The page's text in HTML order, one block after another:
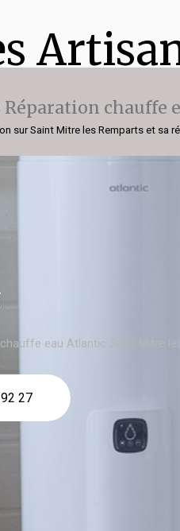
Réparation chauffe
sur Saint Mitre les Remparts et sa
eau Atlantic Saint Mitre
27